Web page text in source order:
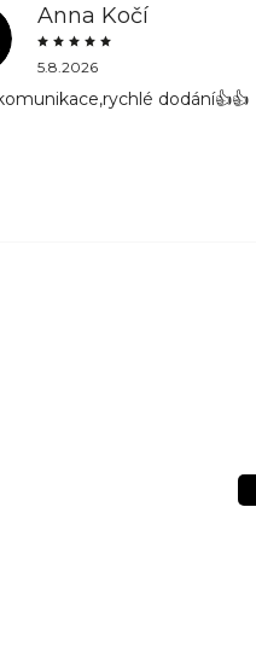
Anna Kočí
5.8.2026
dodání👍👍